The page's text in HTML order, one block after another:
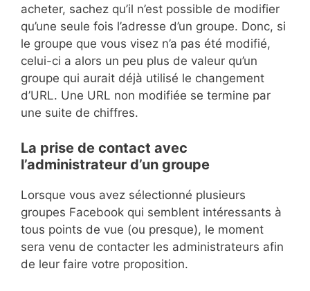
acheter, sachez qu’il n’est possible de modifier
qu’une seule fois l’adresse d’un groupe. Donc, si
le groupe que vous visez n’a pas été modifié,
celui-ci a alors un peu plus de valeur qu’un
groupe qui aurait déjà utilisé le changement
d’URL. Une URL non modifiée se termine par
une suite de chiffres.
La prise de contact avec
l’administrateur d’un groupe
Lorsque vous avez sélectionné plusieurs
groupes Facebook qui semblent intéressants à
tous points de vue (ou presque), le moment
sera venu de contacter les administrateurs afin
de leur faire votre proposition.